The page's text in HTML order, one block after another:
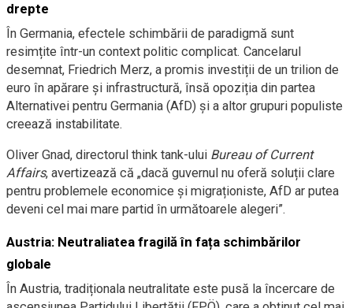
drepte
În Germania, efectele schimbării de paradigmă sunt
resimțite într-un context politic complicat. Cancelarul
desemnat, Friedrich Merz, a promis investiții de un trilion de
euro în apărare și infrastructură, însă opoziția din partea
Alternativei pentru Germania (AfD) și a altor grupuri populiste
creează instabilitate.
Oliver Gnad, directorul think tank-ului Bureau of Current
Affairs, avertizează că „dacă guvernul nu oferă soluții clare
pentru problemele economice și migraționiste, AfD ar putea
deveni cel mai mare partid în următoarele alegeri”.
Austria: Neutraliatea fragilă în fața schimbărilor
globale
În Austria, tradiționala neutralitate este pusă la încercare de